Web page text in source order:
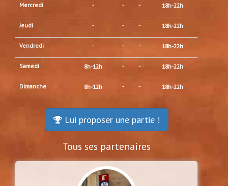
Mercredi - - - 18h-22h
Jeudi - - - 18h-22h
Vendredi - - - 18h-22h
Samedi 8h-12h - - 18h-22h
Dimanche 8h-12h - - 18h-22h
Lui proposer une partie !
Tous ses partenaires